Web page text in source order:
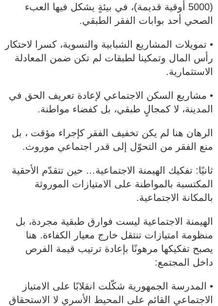
(5000 أوقية قديمة)، في بيئةٍ يشكل فيها العبء
الصحي أحد بوابات الفقر الطبقي.
• تمويلات المشاريع الشبابية والنسوية، كسرا لاحتكار
رأس المال وتمكينا لطبقات لم تكن ضمن المعادلة
الاستثمارية.
• مشاريع السكن الاجتماعي لإعادة تعريف الحق في
المدينة، لا كمجالٍ طبقي، بل كفضاء مواطنة.
الرهان هنا لم يكن تخفيف الفقر كإجراء مؤقت ، بل
منع الفقر من التحوّل إلى قدر اجتماعي موروث.
ثانيًا: تفكيك الهيمنة الاجتماعية… حين تتقدّم الأحقية
المكتسبة بالمواطنة على الامتيازات الموروثة
بالمكانة الاجتماعية.
الهيمنة الاجتماعية ليست فوارق طبقية مجردة، بل
منظومة امتيازات تنتقل خارج معيار الكفاءة. هنا
يصبح تفكيكها مرهونًا بإعادة ترتيب قيمة الفرص
داخل المجتمع:
• المدرسة الجمهورية شكّلت انقلابًا على الامتياز
الاجتماعي القائم على المحيط الأسري لا الاستحقاق